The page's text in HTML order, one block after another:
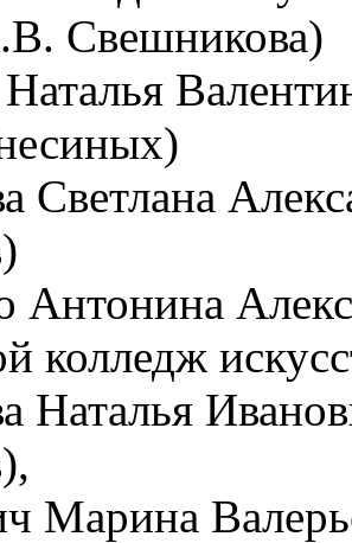
Свешникова)
Светлана
Антонина
колледж
Наталья
Марина